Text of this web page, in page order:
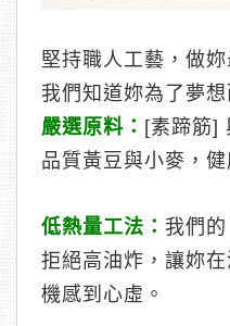
堅持職人工藝，做
我們知道妳為了夢
嚴選原料： [素蹄筋]
品質黃豆與小麥，健
低熱量工法： 我們
拒絕高油炸，讓妳
機感到心虛。